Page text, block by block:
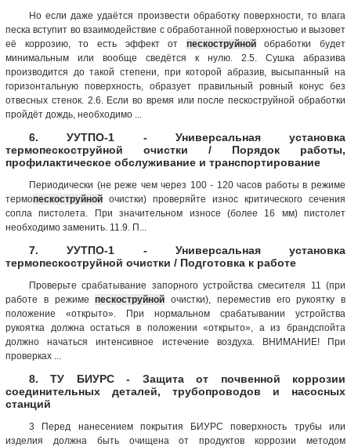
Но если даже удаётся произвести обработку поверхности, то влага
песка вступит во взаимодействие с обработанной поверхностью и вызовет
её коррозию, то есть эффект от пескоструйнойобработки будет
минимальным или вообще сведётся к нулю. 2.5. Сушка абразива
производится до такой степени, при которой абразив, высыпанный на
горизонтальную поверхность, образует правильный ровный конус без
отвесных стенок. 2.6. Если во время или после пескоструйной обработки
пройдёт дождь, необходимо ...
6. УУТПО-1 - Универсальная установка
термопескоструйной очистки / Порядок работы,
профилактическое обслуживание и транспортирование
Периодически (не реже чем через 100 - 120 часов работы в режиме
термопескоструйной очистки) проверяйте износ критического сечения
сопла пистолета. При значительном износе (более 16 мм) пистолет
необходимо заменить. 11.9. П...
7. УУТПО-1 - Универсальная установка
термопескоструйной очистки / Подготовка к работе
Проверьте срабатывание запорного устройства смесителя 11 (при
работе в режимепескоструйной очистки), переместив его рукоятку в
положение «открыто». При нормальном срабатывании устройства
рукоятка должна остаться в положении «открыто», а из брандспойта
должно начаться интенсивное истечение воздуха. ВНИМАНИЕ! При
проверках ...
8. ТУ БИУРС - Защита от почвенной коррозии
соединительных деталей, трубопроводов и насосных
станций
3 Перед нанесением покрытия БИУРС поверхность трубы или
изделия должна быть очищена от продуктов коррозии методом